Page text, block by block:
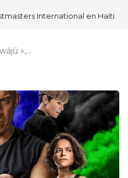
International en Haïti
»,…